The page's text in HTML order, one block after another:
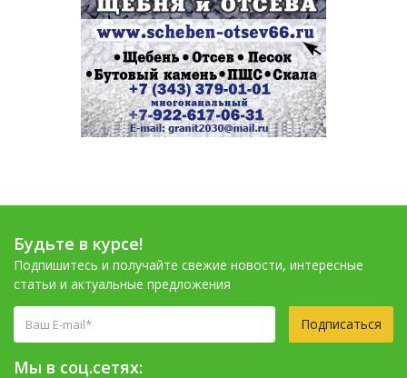
Будьте в курсе!
Подпишитесь и получайте свежие новости, интересные
статьи и актуальные предложения
Подписаться
Мы в соц.сетях: